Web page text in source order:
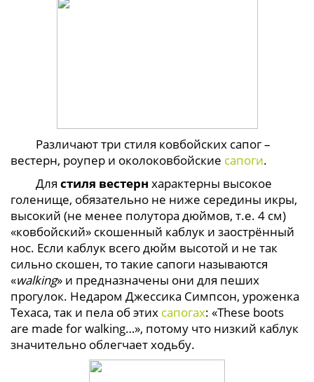
Различают три стиля ковбойских сапог –
вестерн, роупер и околоковбойские сапоги.
Для стиля вестерн характерны высокое
голенище, обязательно не ниже середины икры,
высокий (не менее полутора дюймов, т.е. 4 см)
«ковбойский» скошенный каблук и заострённый
нос. Если каблук всего дюйм высотой и не так
сильно скошен, то такие сапоги называются
«walking» и предназначены они для пеших
прогулок. Недаром Джессика Симпсон, уроженка
Техаса, так и пела об этих сапогах: «These boots
are made for walking…», потому что низкий каблук
значительно облегчает ходьбу.